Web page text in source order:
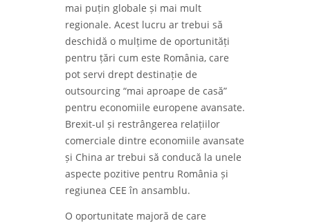
mai puțin globale și mai mult
regionale. Acest lucru ar trebui să
deschidă o mulțime de oportunități
pentru țări cum este România, care
pot servi drept destinație de
outsourcing “mai aproape de casă”
pentru economiile europene avansate.
Brexit-ul și restrângerea relațiilor
comerciale dintre economiile avansate
și China ar trebui să conducă la unele
aspecte pozitive pentru România și
regiunea CEE în ansamblu.
O oportunitate majoră de care